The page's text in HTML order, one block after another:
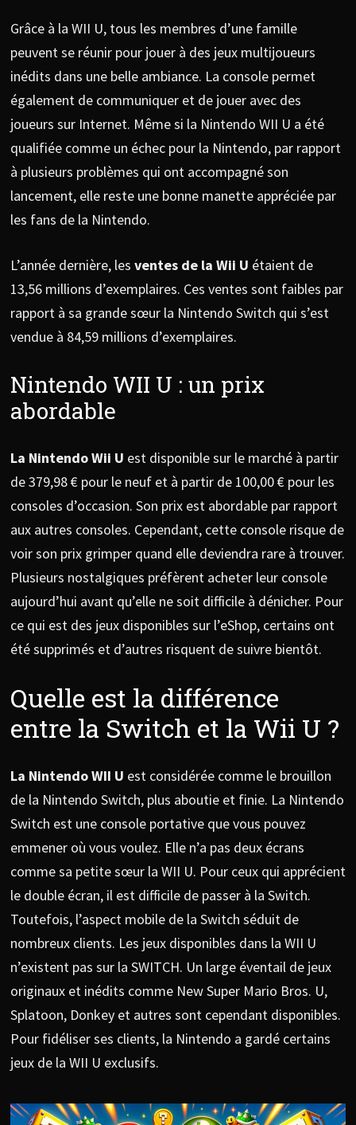
Grâce à la WII U, tous les membres d’une famille
peuvent se réunir pour jouer à des jeux multijoueurs
inédits dans une belle ambiance. La console permet
également de communiquer et de jouer avec des
joueurs sur Internet. Même si la Nintendo WII U a été
qualifiée comme un échec pour la Nintendo, par rapport
à plusieurs problèmes qui ont accompagné son
lancement, elle reste une bonne manette appréciée par
les fans de la Nintendo.
L’année dernière, les ventes de la Wii U étaient de
13,56 millions d’exemplaires. Ces ventes sont faibles par
rapport à sa grande sœur la Nintendo Switch qui s’est
vendue à 84,59 millions d’exemplaires.
Nintendo WII U : un prix
abordable
La Nintendo Wii U est disponible sur le marché à partir
de 379,98 € pour le neuf et à partir de 100,00 € pour les
consoles d’occasion. Son prix est abordable par rapport
aux autres consoles. Cependant, cette console risque de
voir son prix grimper quand elle deviendra rare à trouver.
Plusieurs nostalgiques préfèrent acheter leur console
aujourd’hui avant qu’elle ne soit difficile à dénicher. Pour
ce qui est des jeux disponibles sur l’eShop, certains ont
été supprimés et d’autres risquent de suivre bientôt.
Quelle est la différence
entre la Switch et la Wii U ?
La Nintendo WII U est considérée comme le brouillon
de la Nintendo Switch, plus aboutie et finie. La Nintendo
Switch est une console portative que vous pouvez
emmener où vous voulez. Elle n’a pas deux écrans
comme sa petite sœur la WII U. Pour ceux qui apprécient
le double écran, il est difficile de passer à la Switch.
Toutefois, l’aspect mobile de la Switch séduit de
nombreux clients. Les jeux disponibles dans la WII U
n’existent pas sur la SWITCH. Un large éventail de jeux
originaux et inédits comme New Super Mario Bros. U,
Splatoon, Donkey et autres sont cependant disponibles.
Pour fidéliser ses clients, la Nintendo a gardé certains
jeux de la WII U exclusifs.